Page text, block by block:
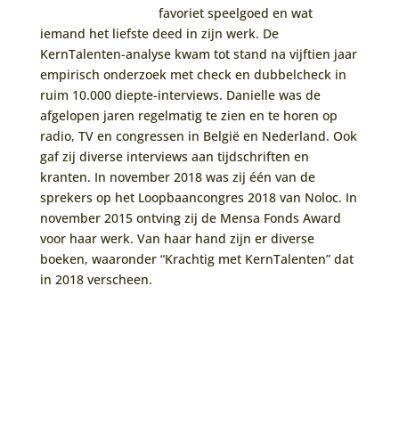
favoriet speelgoed en wat
iemand het liefste deed in zijn werk. De
KernTalenten-analyse kwam tot stand na vijftien jaar
empirisch onderzoek met check en dubbelcheck in
ruim 10.000 diepte-interviews. Danielle was de
afgelopen jaren regelmatig te zien en te horen op
radio, TV en congressen in België en Nederland. Ook
gaf zij diverse interviews aan tijdschriften en
kranten. In november 2018 was zij één van de
sprekers op het Loopbaancongres 2018 van Noloc. In
november 2015 ontving zij de Mensa Fonds Award
voor haar werk. Van haar hand zijn er diverse
boeken, waaronder “Krachtig met KernTalenten” dat
in 2018 verscheen.